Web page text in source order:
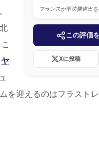
フランスが準決勝進出を
この評価
Xに投稿
ヤ
を迎えるのはフラスト